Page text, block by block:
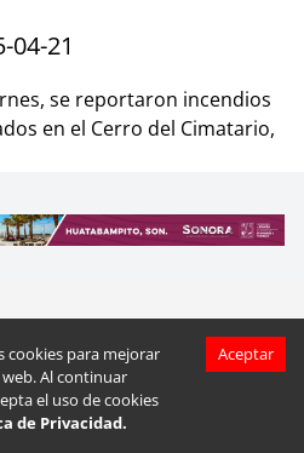
cookies para mejorar
Al continuar
el uso de cookies
de Privacidad.
Aceptar
04-21
se reportaron incendios
en el Cerro del Cimatario,